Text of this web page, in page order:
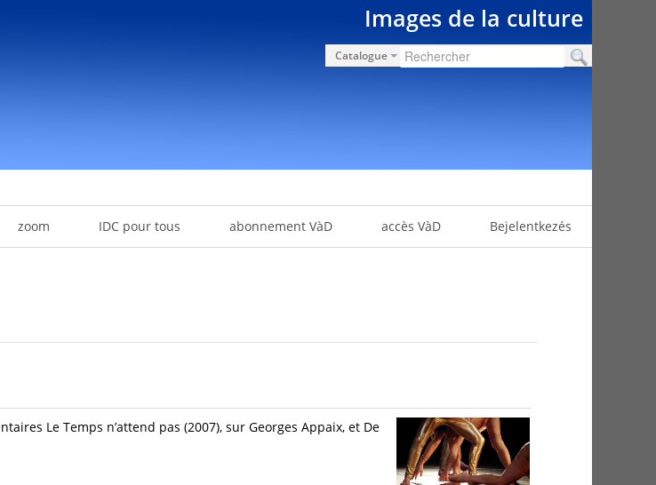
Images de la culture
Catalogue
zoom IDC pour tous abonnement VàD accès VàD Bejelentkezés
Le Temps n’attend pas (2007), sur Georges Appaix, et De